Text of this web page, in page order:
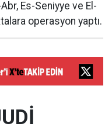
Es-Seniyye ve El-
operasyon yaptı.